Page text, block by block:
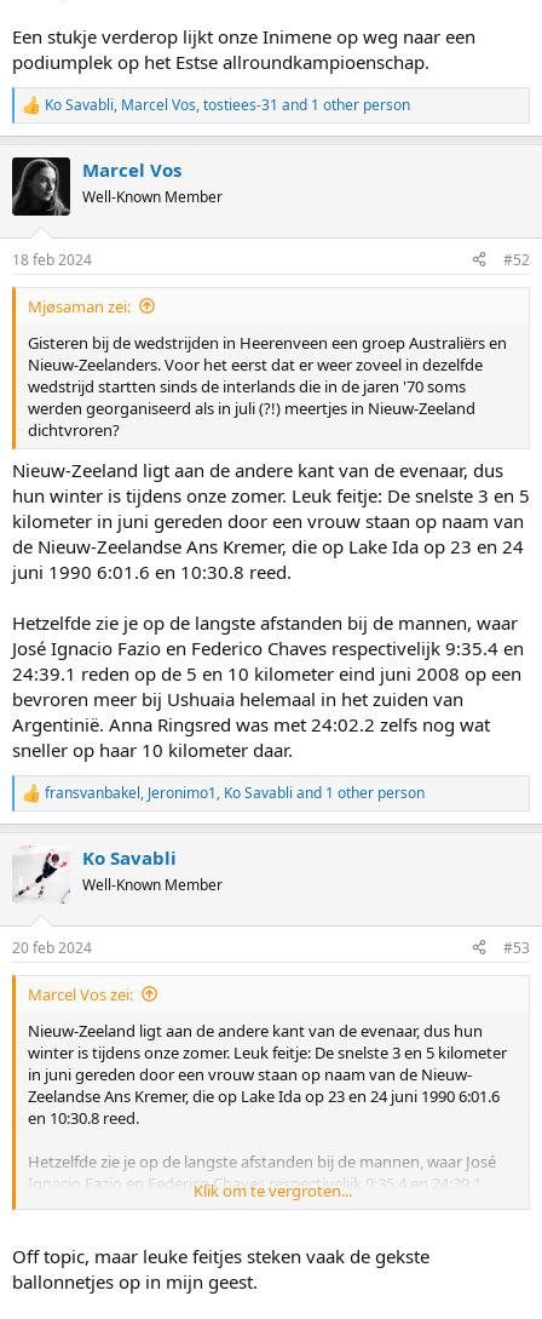
Een stukje verderop lijkt onze Inimene op weg naar een
podiumplek op het Estse allroundkampioenschap.
R
e
c
t
s
:
Ko Savabli, Marcel Vos,tostiees-31 and 1 other person
Marcel Vos
Well-Known Member
18 feb 2024 #52
Mjøsaman zei:
Gisteren bij de wedstrijden in Heerenveen een groep Australiërs en
Nieuw-Zeelanders. Voor het eerst dat er weer zoveel in dezelfde
wedstrijd startten sinds de interlands die in de jaren '70 soms
werden georganiseerd als in juli (?!) meertjes in Nieuw-Zeeland
dichtvroren?
Nieuw-Zeeland ligt aan de andere kant van de evenaar, dus
hun winter is tijdens onze zomer. Leuk feitje: De snelste 3 en 5
kilometer in juni gereden door een vrouw staan op naam van
de Nieuw-Zeelandse Ans Kremer, die op Lake Ida op 23 en 24
juni 1990 6:01.6 en 10:30.8 reed.
Hetzelfde zie je op de langste afstanden bij de mannen, waar
José Ignacio Fazio en Federico Chaves respectivelijk 9:35.4 en
24:39.1 reden op de 5 en 10 kilometer eind juni 2008 op een
bevroren meer bij Ushuaia helemaal in het zuiden van
Argentinië. Anna Ringsred was met 24:02.2 zelfs nog wat
sneller op haar 10 kilometer daar.
R
e
c
t
i
s
:
fransvanbakel, Jeronimo1, Ko Savabli and 1 other person
Ko Savabli
Well-Known Member
20 feb 2024 #53
Marcel Vos zei:
Nieuw-Zeeland ligt aan de andere kant van de evenaar, dus hun
winter is tijdens onze zomer. Leuk feitje: De snelste 3 en 5 kilometer
in juni gereden door een vrouw staan op naam van de Nieuw-
Zeelandse Ans Kremer, die op Lake Ida op 23 en 24 juni 1990 6:01.6
en 10:30.8 reed.
Hetzelfde zie je op de langste afstanden bij de mannen, waar José
Ignacio Fazio en Federico Chaves respectivelijk 9:35.4 en 24:39.1
reden op de 5 en 10 kilometer eind juni 2008 op een bevroren meer
was met 24:02.2 zelfs nog wat sneller op haar 10 kilometer daar.
Klik om te vergroten...
Off topic, maar leuke feitjes steken vaak de gekste
ballonnetjes op in mijn geest.